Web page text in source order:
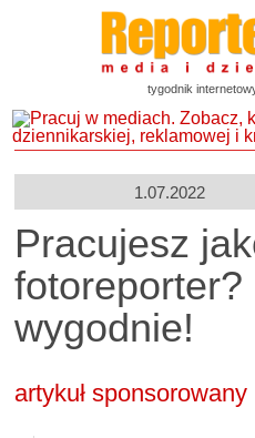
tygodnik
1.07.2022
Pracujesz
fotoreporter?
wygodnie!
artykuł sponsorowany